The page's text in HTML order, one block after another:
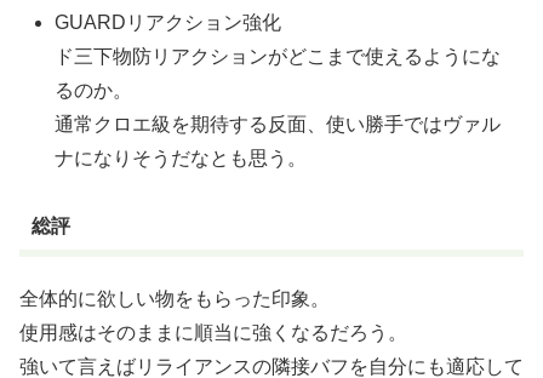
GUARDリアクション強化
ド三下物防リアクションがどこまで使えるようにな
るのか。
通常クロエ級を期待する反面、使い勝手ではヴァル
ナになりそうだなとも思う。
総評
全体的に欲しい物をもらった印象。
使用感はそのままに順当に強くなるだろう。
強いて言えばリライアンスの隣接バフを自分にも適応して